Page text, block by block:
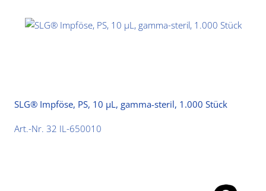
SLG® Impföse, PS, 10 µL, gamma-steril, 1.000 Stück
Art.-Nr. 32 IL-650010